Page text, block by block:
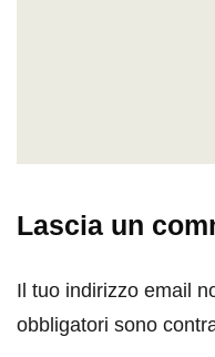
Lascia un
Il tuo indirizzo email
obbligatori sono